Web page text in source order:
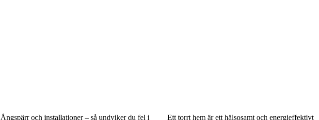
Ångspärr och installationer – så undviker du fel i
Ett torrt hem är ett hälsosamt och energieffektivt